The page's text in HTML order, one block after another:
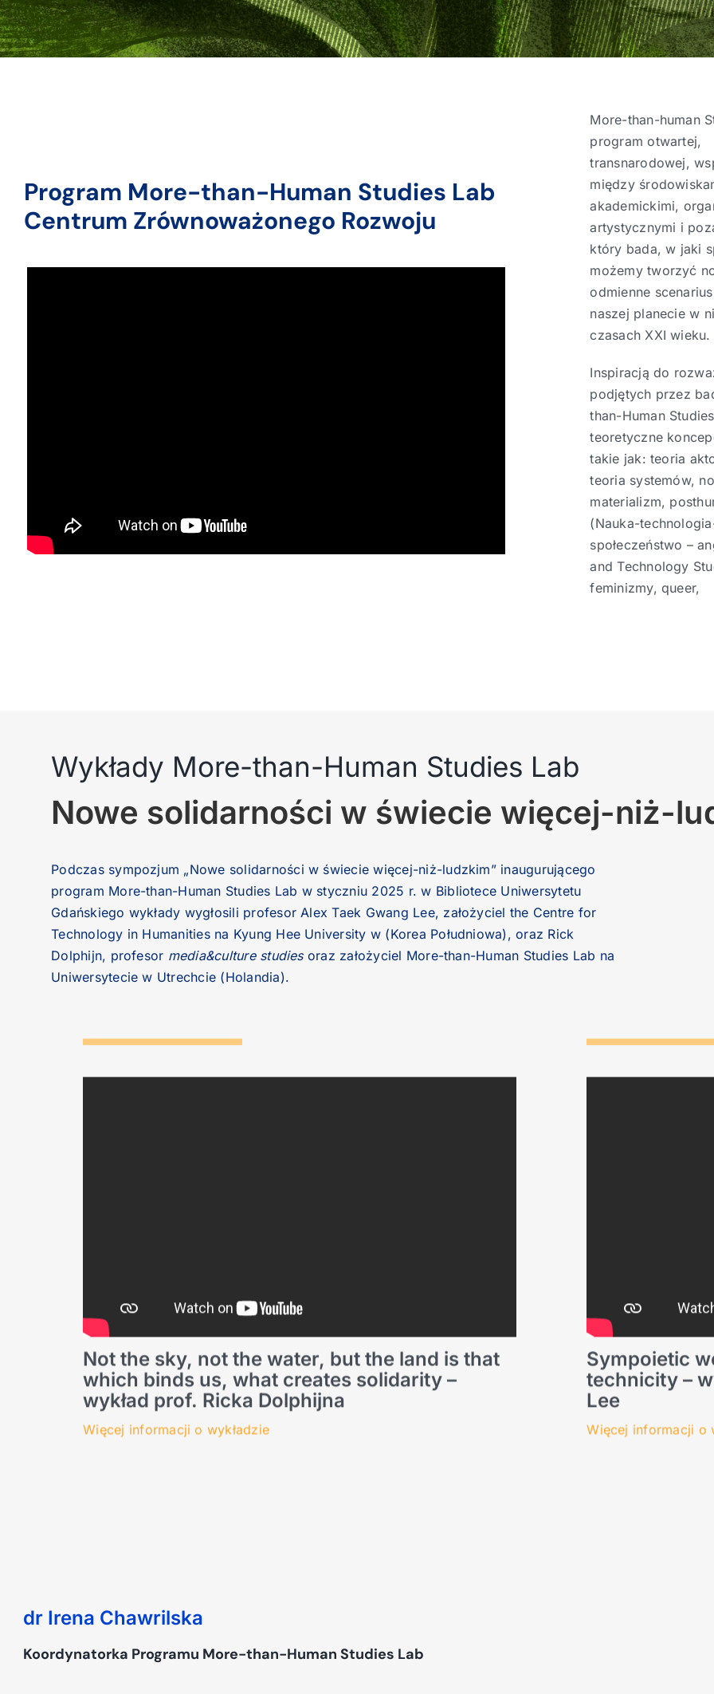
Program More-than-Human Studies Lab
Centrum Zrównoważonego Rozwoju
More-than-human
program otwartej,
transnarodowej,
między
akademickimi,
artystycznymi i
który bada, w jaki
możemy tworzyć
odmienne
naszej planecie w
czasach XXI wieku.
Inspiracją do
podjętych przez
than-Human
teoretyczne
takie jak: teoria
teoria systemów,
materializm,
(Nauka-
społeczeństwo –
and Technology
feminizmy, queer,
Wykłady More-than-Human Studies Lab
Nowe solidarności w świecie więcej-niż-
Podczas sympozjum „Nowe solidarności w świecie więcej-niż-ludzkim” inaugurującego
program More-than-Human Studies Lab w styczniu 2025 r. w Bibliotece Uniwersytetu
Gdańskiego wykłady wygłosili profesor Alex Taek Gwang Lee, założyciel the Centre for
Technology in Humanities na Kyung Hee University w (Korea Południowa), oraz Rick
Dolphijn, profesor media&culture studiesoraz założyciel More-than-Human Studies Lab na
Uniwersytecie w Utrechcie (Holandia).
Not the sky, not the water, but the land is that
which binds us, what creates solidarity –
wykład prof. Ricka Dolphijna
Więcej informacji o wykładzie
Sympoietic
technicity –
Lee
Więcej informacji o
dr Irena Chawrilska
Koordynatorka Programu More-than-Human Studies Lab